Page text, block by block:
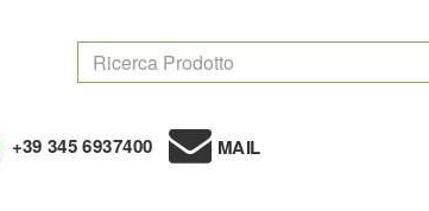
+39 345 6937400 MAIL